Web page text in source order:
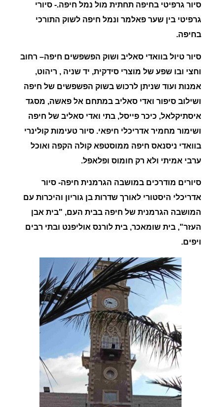
סיור גרפיטי בחיפה תחתית מול נמל חיפה.- סיורי
גרפיטי בין שער פאלמר ונמל חיפה לשוק התורכי
בחיפה.
סיור טיול בוואדי סאליב ושוק הפשפשים חיפה– רחוב
וחצי ובו שפע של מוצרי סידקית, יד שניה , ריהוט,
אמנות ועוד שניתן לרכוש בשוק הפשפשים של חיפה
ושילוב סיפור ואדי סאליב במתחם אל פאשה, מסגד
איסתיקלאל, כיכר פייסל, בתי ואדי סאליב של חיפה
ושימור מחמיר אדריכלי חיפאי. סיור טעימות קולינרי
בוואדי ניסנאס חיפה ממוסטפא קולה הקפה ואוכל
ערבי אמיתי ולא רק חומוס ופלאפל.
סיורים מודרכים במושבה הגרמנית חיפה- סיור
אדריכלי היסטורי לאורך שדרות בן גוריון והיכרות עם
המושבה הגרמנית של חיפה בבית העם, "בית אבן
העזר", בית שומאכר, בית לורנס אוליפנט ובתי רבים
ויפים.